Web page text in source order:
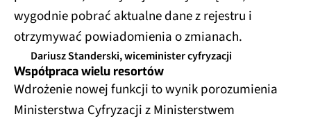
wygodnie pobrać aktualne dane z rejestru i
otrzymywać powiadomienia o zmianach.
Dariusz Standerski, wiceminister cyfryzacji
Współpraca wielu resortów
Wdrożenie nowej funkcji to wynik porozumienia
Ministerstwa Cyfryzacji z Ministerstwem